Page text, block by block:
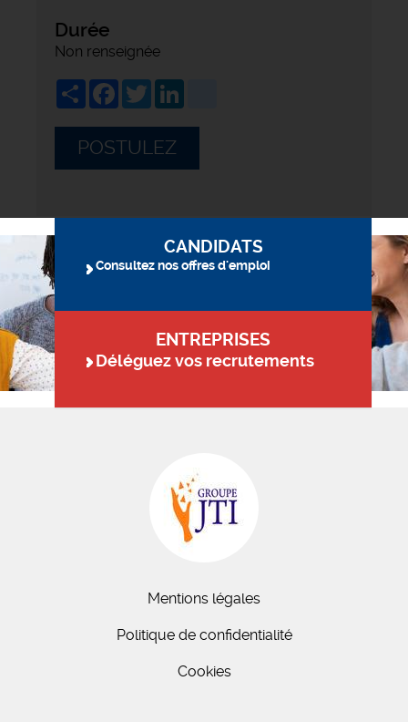
Durée
Non renseignée
ShareFacebook
Twitter
POSTULEZ
CANDIDATS
Consultez nos offres d'emploi
ENTREPRISES
Déléguez vos recrutements
Mentions légales
Politique de confidentialité
Cookies